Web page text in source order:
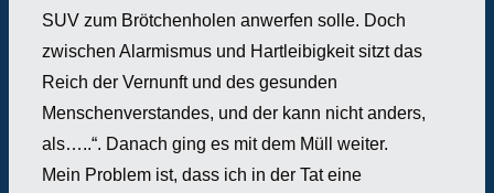
SUV zum Brötchenholen anwerfen solle. Doch
zwischen Alarmismus und Hartleibigkeit sitzt das
Reich der Vernunft und des gesunden
Menschenverstandes, und der kann nicht anders,
als…..“. Danach ging es mit dem Müll weiter.
Mein Problem ist, dass ich in der Tat eine